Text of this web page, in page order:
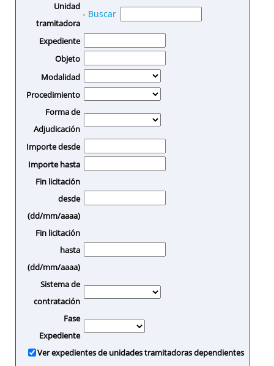
Unidad
tramitadora
- Buscar
Expediente
Objeto
Modalidad
Procedimiento
Forma de
Adjudicación
Importe desde
Importe hasta
Fin licitación
desde
(dd/mm/aaaa)
Fin licitación
hasta
(dd/mm/aaaa)
Sistema de
contratación
Fase
Expediente
Ver expedientes de unidades tramitadoras dependientes